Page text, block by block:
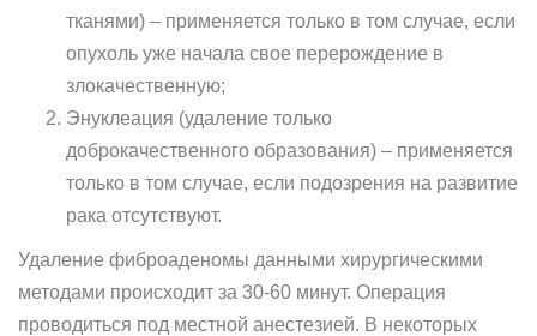
тканями) – применяется только в том случае, если
опухоль уже начала свое перерождение в
злокачественную;
Энуклеация (удаление только
доброкачественного образования) – применяется
только в том случае, если подозрения на развитие
рака отсутствуют.
Удаление фиброаденомы данными хирургическими
методами происходит за 30-60 минут. Операция
проводиться под местной анестезией. В некоторых